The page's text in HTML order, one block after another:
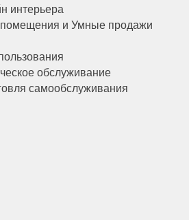
интерьера
и Умные продажи
обслуживание
самообслуживания